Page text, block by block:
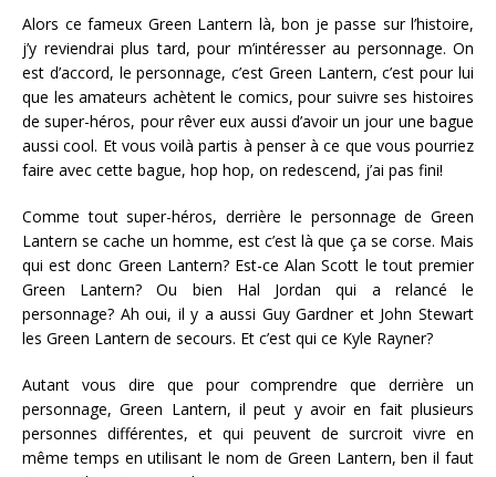
Alors ce fameux Green Lantern là, bon je passe sur l’histoire,
j’y reviendrai plus tard, pour m’intéresser au personnage. On
est d’accord, le personnage, c’est Green Lantern, c’est pour lui
que les amateurs achètent le comics, pour suivre ses histoires
de super-héros, pour rêver eux aussi d’avoir un jour une bague
aussi cool. Et vous voilà partis à penser à ce que vous pourriez
faire avec cette bague, hop hop, on redescend, j’ai pas fini!
Comme tout super-héros, derrière le personnage de Green
Lantern se cache un homme, est c’est là que ça se corse. Mais
qui est donc Green Lantern? Est-ce Alan Scott le tout premier
Green Lantern? Ou bien Hal Jordan qui a relancé le
personnage? Ah oui, il y a aussi Guy Gardner et John Stewart
les Green Lantern de secours. Et c’est qui ce Kyle Rayner?
Autant vous dire que pour comprendre que derrière un
personnage, Green Lantern, il peut y avoir en fait plusieurs
personnes différentes, et qui peuvent de surcroit vivre en
même temps en utilisant le nom de Green Lantern, ben il faut